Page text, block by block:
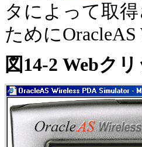
タによって取
ために
図14-2 Webク